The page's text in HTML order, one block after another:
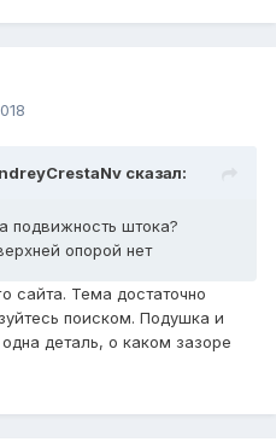
сказал:
подвижность штока?
опорой нет
сайта. Тема достаточно
поиском. Подушка и
деталь, о каком зазоре